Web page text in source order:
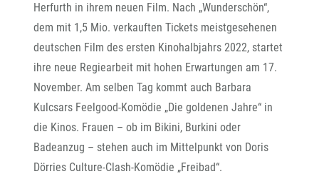
Herfurth in ihrem neuen Film. Nach „Wunderschön“,
dem mit 1,5 Mio. verkauften Tickets meistgesehenen
deutschen Film des ersten Kinohalbjahrs 2022, startet
ihre neue Regiearbeit mit hohen Erwartungen am 17.
November. Am selben Tag kommt auch Barbara
Kulcsars Feelgood-Komödie „Die goldenen Jahre“ in
die Kinos. Frauen – ob im Bikini, Burkini oder
Badeanzug – stehen auch im Mittelpunkt von Doris
Dörries Culture-Clash-Komödie „Freibad“.